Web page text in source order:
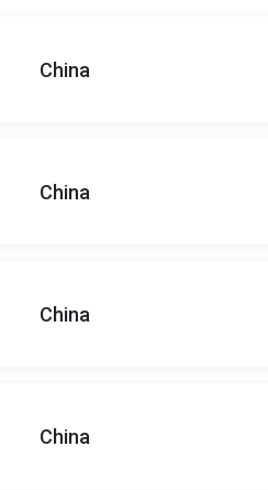
China
China
China
China